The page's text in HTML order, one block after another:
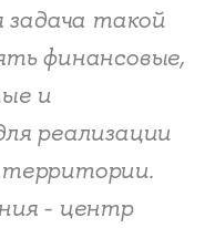
задача такой
финансовые,
и
реализации
- центр